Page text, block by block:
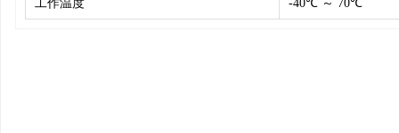
工作温度 -40℃ ～ 70℃